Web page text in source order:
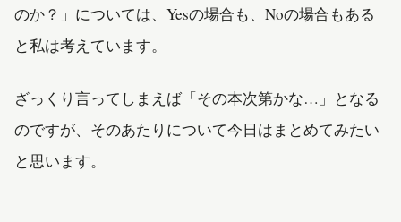
のか？」については、Yesの場合も、Noの場合もある
と私は考えています。
ざっくり言ってしまえば「その本次第かな…」となる
のですが、そのあたりについて今日はまとめてみたい
と思います。